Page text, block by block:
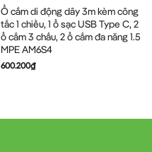
Ổ cắm di động dây 3m kèm công
tắc 1 chiều, 1 ổ sạc USB Type C, 2
ổ cắm 3 chấu, 2 ổ cắm đa năng 1.5
MPE AM6S4
600.200₫